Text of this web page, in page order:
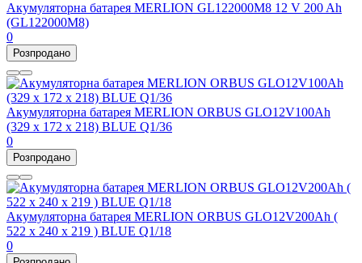
Акумуляторна батарея MERLION GL122000M8 12 V 200 Ah
(GL122000M8)
0
Розпродано
Акумуляторна батарея MERLION ORBUS GLO12V100Ah
(329 x 172 x 218) BLUE Q1/36
0
Розпродано
Акумуляторна батарея MERLION ORBUS GLO12V200Ah (
522 х 240 х 219 ) BLUE Q1/18
0